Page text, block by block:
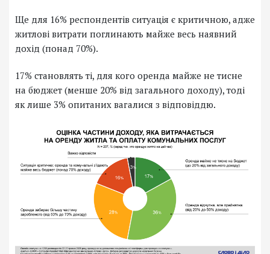
Ще для 16% респондентів ситуація є критичною, адже
житлові витрати поглинають майже весь наявний
дохід (понад 70%).
17% становлять ті, для кого оренда майже не тисне
на бюджет (менше 20% від загального доходу), тоді
як лише 3% опитаних вагалися з відповіддю.